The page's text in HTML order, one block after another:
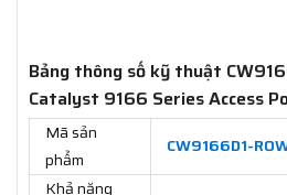
Bảng thông số kỹ thuật
Catalyst 9166 Series Access
Mã sản
phẩm
CW9166D1-
Khả năng